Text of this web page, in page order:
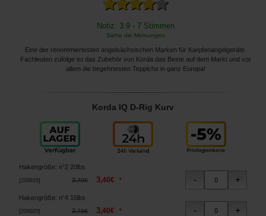
Notiz: 3.9 - 7 Stimmen
Siehe die Meinungen
Eine der renommiertesten angelsächsischen Marken für Karpfenangelgeräte.
Fachleuten zufolge ist das Zubehör von Korda das Beste auf dem Markt und vor
allem die begehrtesten Teppiche in ganz Europa!
Korda IQ D-Rig Kurv
Hakengröße: n°2 20lbs
209919] 3,70€ 3,40€ *
Hakengröße: n°4 15lbs
209920] 3,70€ 3,40€ *